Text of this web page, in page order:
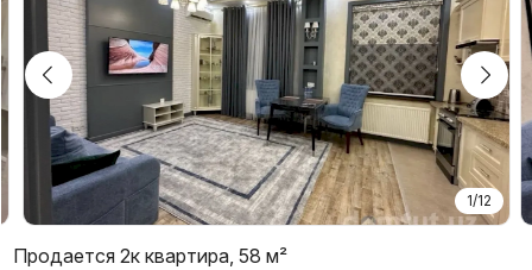
1/12
Продается 2к квартира, 58 м²